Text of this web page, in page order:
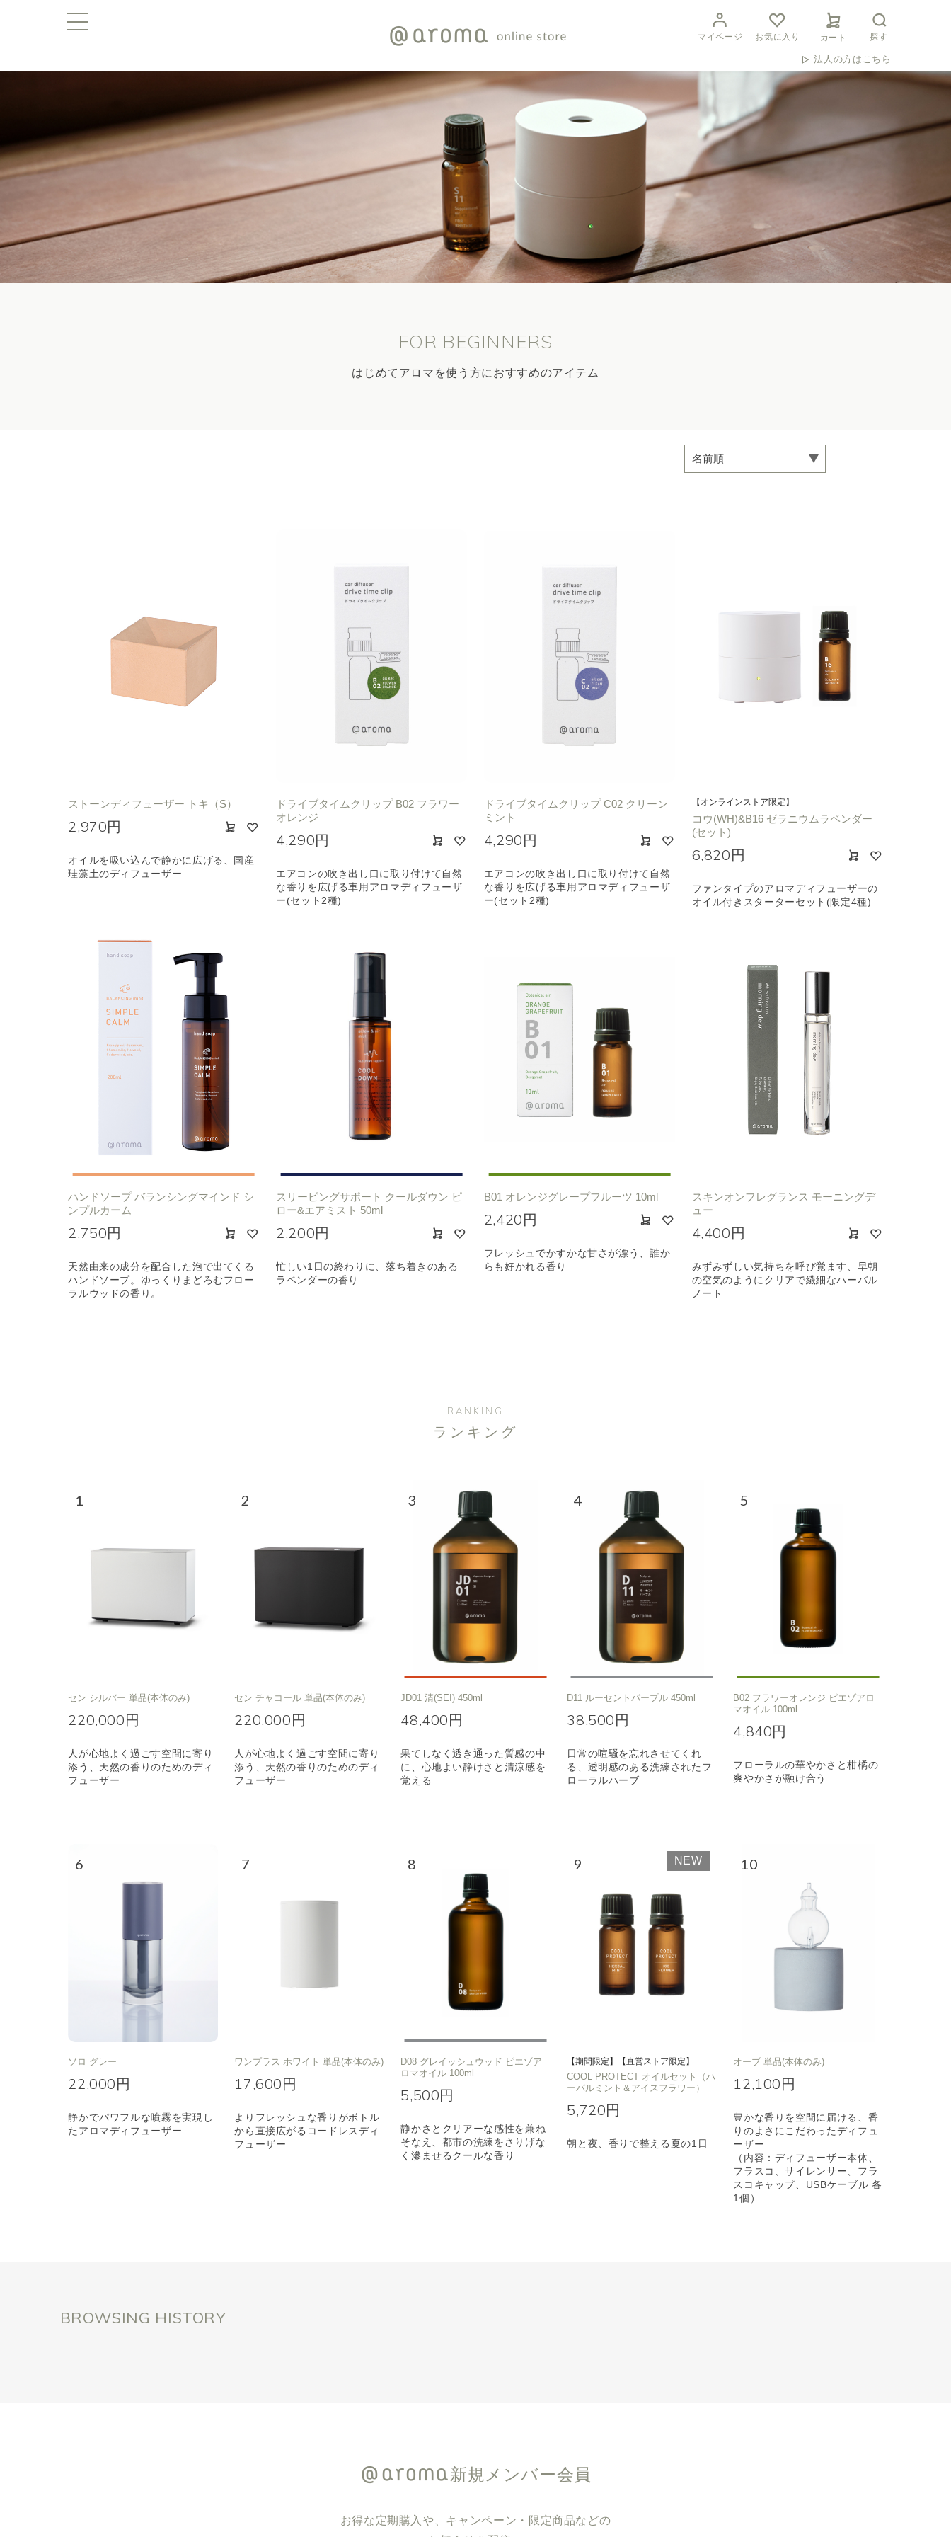
マイページ お気に入り カート 探す
法人の方はこちら
FOR BEGINNERS
はじめてアロマを使う方におすすめのアイテム
ストーンディフューザー トキ（S）
2,970円
オイルを吸い込んで静かに広げる、国産
珪藻土のディフューザー
ドライブタイムクリップ B02 フラワー
オレンジ
4,290円
エアコンの吹き出し口に取り付けて自然
な香りを広げる車用アロマディフューザ
ー(セット2種)
ドライブタイムクリップ C02 クリーン
ミント
4,290円
エアコンの吹き出し口に取り付けて自然
な香りを広げる車用アロマディフューザ
ー(セット2種)
【オンラインストア限定】
コウ(WH)&B16 ゼラニウムラベンダー
(セット)
6,820円
ファンタイプのアロマディフューザーの
オイル付きスターターセット(限定4種)
ハンドソープ バランシングマインド シ
ンプルカーム
2,750円
天然由来の成分を配合した泡で出てくる
ハンドソープ。ゆっくりまどろむフロー
ラルウッドの香り。
スリーピングサポート クールダウン ピ
ロー&エアミスト 50ml
2,200円
忙しい1日の終わりに、落ち着きのある
ラベンダーの香り
B01 オレンジグレープフルーツ 10ml
2,420円
フレッシュでかすかな甘さが漂う、誰か
らも好かれる香り
スキンオンフレグランス モーニングデ
ュー
4,400円
みずみずしい気持ちを呼び覚ます、早朝
の空気のようにクリアで繊細なハーバル
ノート
RANKING
ランキング
セン シルバー 単品(本体のみ)
220,000円
人が心地よく過ごす空間に寄り
添う、天然の香りのためのディ
フューザー
セン チャコール 単品(本体のみ)
220,000円
人が心地よく過ごす空間に寄り
添う、天然の香りのためのディ
フューザー
JD01 清(SEI) 450ml
48,400円
果てしなく透き通った質感の中
に、心地よい静けさと清涼感を
覚える
D11 ルーセントパープル 450ml
38,500円
日常の喧騒を忘れさせてくれ
る、透明感のある洗練されたフ
ローラルハーブ
B02 フラワーオレンジ ピエゾアロ
マオイル 100ml
4,840円
フローラルの華やかさと柑橘の
爽やかさが融け合う
ソロ グレー
22,000円
静かでパワフルな噴霧を実現し
たアロマディフューザー
ワンプラス ホワイト 単品(本体のみ)
17,600円
よりフレッシュな香りがボトル
から直接広がるコードレスディ
フューザー
D08 グレイッシュウッド ピエゾア
ロマオイル 100ml
5,500円
静かさとクリアーな感性を兼ね
そなえ、都市の洗練をさりげな
く滲ませるクールな香り
NEW
【期間限定】【直営ストア限定】
COOL PROTECT オイルセット（ハ
ーバルミント＆アイスフラワー）
5,720円
朝と夜、香りで整える夏の1日
オーブ 単品(本体のみ)
12,100円
豊かな香りを空間に届ける、香
りのよさにこだわったディフュ
ーザー
（内容：ディフューザー本体、
フラスコ、サイレンサー、フラ
スコキャップ、USBケーブル 各
1個）
BROWSING HISTORY
新規メンバー会員
お得な定期購入や、キャンペーン・限定商品などの